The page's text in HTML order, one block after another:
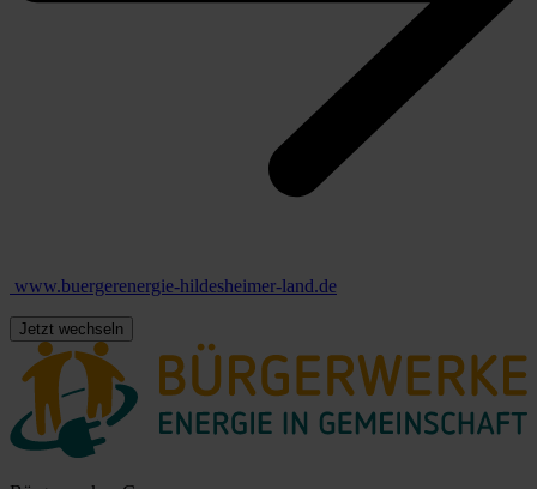
www.buergerenergie-hildesheimer-land.de
Jetzt wechseln